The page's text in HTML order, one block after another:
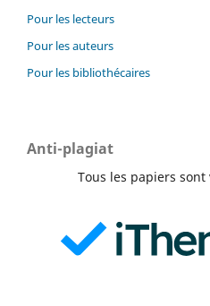
Pour les lecteurs
Pour les auteurs
Pour les bibliothécaires
Anti-plagiat
Tous les papiers